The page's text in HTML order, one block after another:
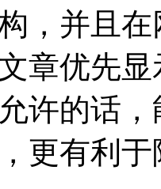
，并且
章优先
许的话
更有利